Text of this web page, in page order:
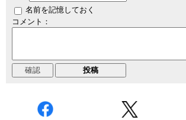
名前を記憶しておく
コメント：